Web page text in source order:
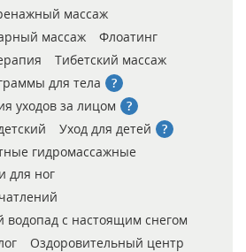
массаж
массаж
Флоатинг
Тибетский массаж
для тела
уходов за лицом
Уход для детей
гидромассажные
для ног
с настоящим снегом
Оздоровительный центр